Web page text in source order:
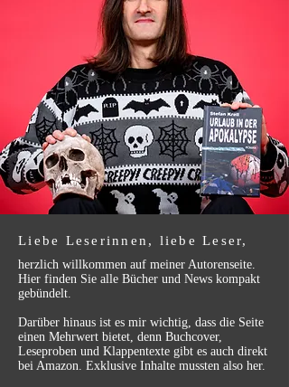
Liebe Leserinnen, liebe Leser,
herzlich willkommen auf meiner Autorenseite.
Hier finden Sie alle Bücher und News kompakt
gebündelt.
Darüber hinaus ist es mir wichtig, dass die Seite
einen Mehrwert bietet, denn Buchcover,
Leseproben und Klappentexte gibt es auch direkt
bei Amazon. Exklusive Inhalte mussten also her.